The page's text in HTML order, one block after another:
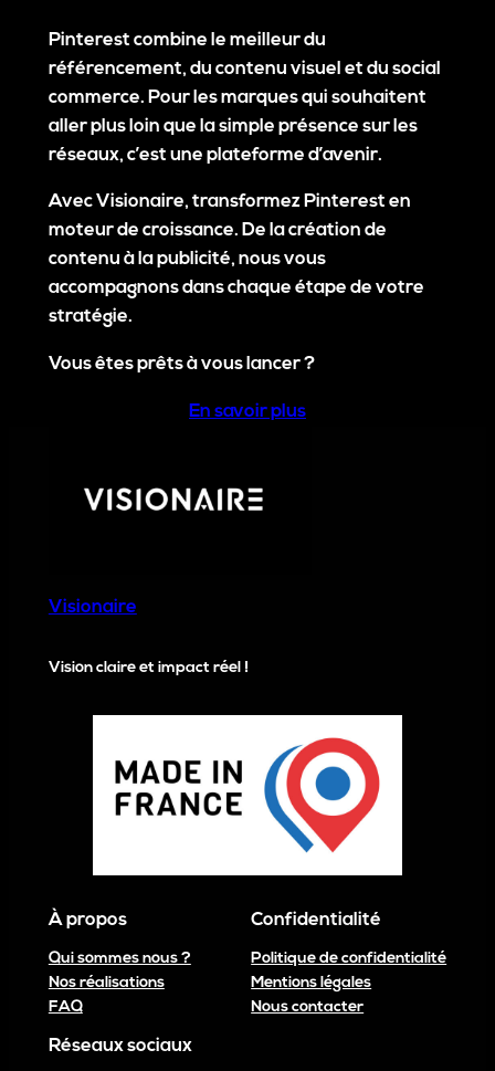
Pinterest combine le meilleur du
référencement, du contenu visuel et du social
commerce. Pour les marques qui souhaitent
aller plus loin que la simple présence sur les
réseaux, c’est une plateforme d’avenir.
AvecVisionaire, transformez Pinterest en
moteur de croissance. De la création de
contenu à la publicité, nous vous
accompagnons dans chaque étape de votre
stratégie.
Vous êtes prêts à vous lancer ?
En savoir plus
Visionaire
Vision claire et impact réel !
À propos
Qui sommes nous ?
Nos réalisations
FAQ
Confidentialité
Politique de confidentialité
Mentions légales
Nous contacter
Réseaux sociaux